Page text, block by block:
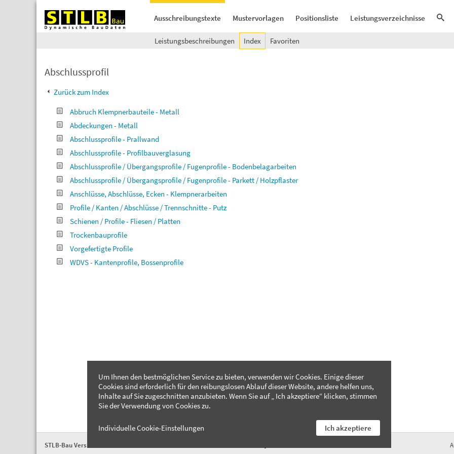
Ausschreibungstexte Mustervorlagen Positionsliste Leistungsverzeichnisse
Leistungsbeschreibungen Index Favoriten
Abschlussprofil
Zurück zum Index
Abbruch Klempnerbauteile - Metall
Abdeckungen - Metall
Abschlussprofile - Prallwand
Abschlussprofile - Profilbauverglasung
Abschlussprofile / Übergangsprofile / Fugenprofile - Bodenbelagarbeiten
Abschlussprofile / Übergangsprofile / Fugenprofile - Parkett / Holzpflaster
Anschlüsse, Abschlüsse, Ecken - Klempnerarbeiten
Profile / Kanten / Abschlüsse / Trennschnitte - Putz
Schienen / Profile - Fliesen / Platten
Trockenbauprofile
Vorgefertigte Profile
WDVS - Kantenprofile, Bossenprofile
STLB-Bau Version 2026-04
Um Ihnen den bestmöglichen Service zu bieten, verwenden wir Cookies. Einige dieser
Cookies sind erforderlich für den reibungslosen Ablauf dieser Website, andere helfen uns,
Inhalte auf Sie zugeschnitten anzubieten. Wenn Sie auf „ Ich akzeptiere“ klicken, stimmen
Sie der Verwendung von Cookies zu.
Individuelle Cookie-Einstellungen Ich akzeptiere